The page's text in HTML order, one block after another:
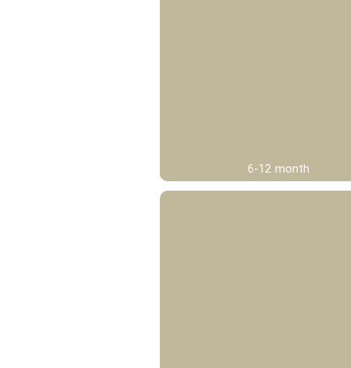
6-12 month